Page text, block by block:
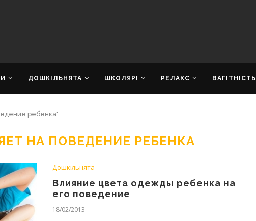
ДОШКІЛЬНЯТА ШКОЛЯРІ РЕЛАКС ВАГІТНІСТЬ
ребенка"
НА ПОВЕДЕНИЕ РЕБЕНКА
Дошкільнята
Влияние цвета одежды ребенка на
его поведение
18/02/2013